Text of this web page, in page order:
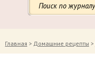
Главная > Домашние рецепты >